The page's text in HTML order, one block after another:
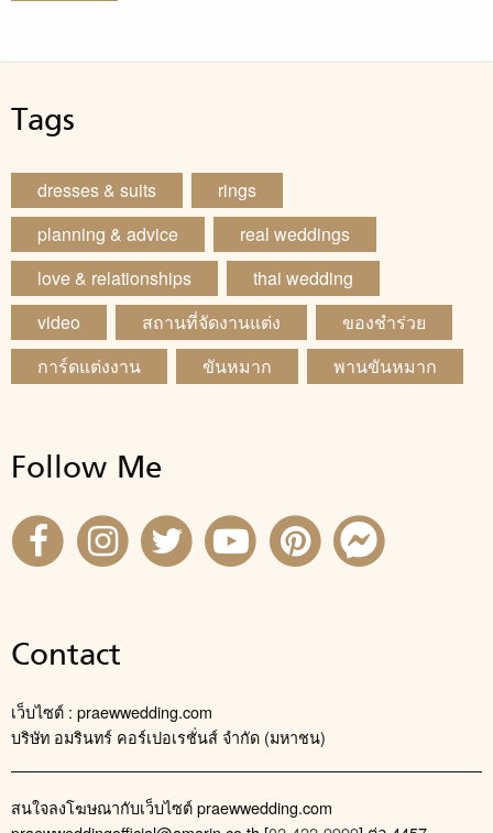
Tags
dresses & suits
rings
planning & advice
real weddings
love & relationships
thai wedding
video
สถานที่จัดงานแต่ง
ของชำร่วย
การ์ดแต่งงาน
ขันหมาก พานขันหมาก
Follow Me
Contact
เว็บไซต์ : praewwedding.com
บริษัท อมรินทร์ คอร์เปอเรชั่นส์ จำกัด (มหาชน)
สนใจลงโฆษณากับเว็บไซต์ praewwedding.com